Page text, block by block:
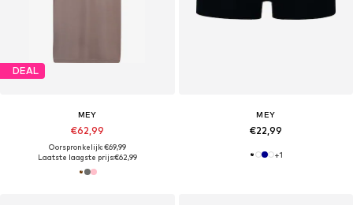
DEAL
MEY
€62,99
Oorspronkelijk: €69,99
Laatste laagste prijs:€62,99
MEY
€22,99
+1